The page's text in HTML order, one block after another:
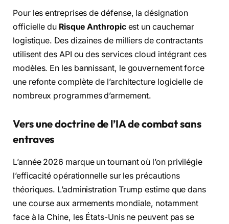
Pour les entreprises de défense, la désignation
officielle du Risque Anthropicest un cauchemar
logistique. Des dizaines de milliers de contractants
utilisent des API ou des services cloud intégrant ces
modèles. En les bannissant, le gouvernement force
une refonte complète de l’architecture logicielle de
nombreux programmes d’armement.
Vers une doctrine de l’IA de combat sans
entraves
L’année 2026 marque un tournant où l’on privilégie
l’efficacité opérationnelle sur les précautions
théoriques. L’administration Trump estime que dans
une course aux armements mondiale, notamment
face à la Chine, les États-Unis ne peuvent pas se